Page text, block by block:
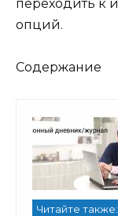
переходить к
опций.
Содержание
Читайте также: